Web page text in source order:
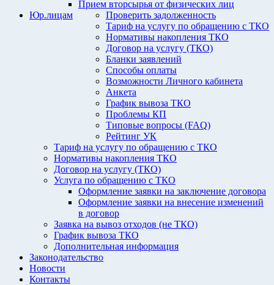
Прием вторсырья от физических лиц
Проверить задолженность
Тариф на услугу по обращению с ТКО
Нормативы накопления ТКО
Договор на услугу (ТКО)
Бланки заявлений
Способы оплаты
Возможности Личного кабинета
Анкета
График вывоза ТКО
Проблемы КП
Типовые вопросы (FAQ)
Рейтинг УК
Юр.лицам
Тариф на услугу по обращению с ТКО
Нормативы накопления ТКО
Договор на услугу (ТКО)
Услуга по обращению с ТКО
Оформление заявки на заключение договора
Оформление заявки на внесение изменений
в договор
Заявка на вывоз отходов (не ТКО)
График вывоза ТКО
Дополнительная информация
Законодательство
Новости
Контакты